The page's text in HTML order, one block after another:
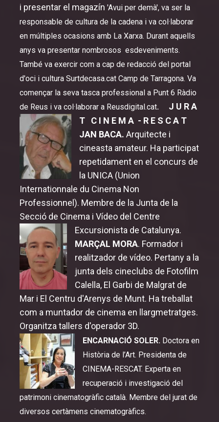
i presentar el magazín 'Avui per demà', va ser la
responsable de cultura de la cadena i va col·laborar
en múltiples ocasions amb La Xarxa. Durant aquells
anys va presentar nombrosos esdeveniments.
També va exercir com a cap de redacció del portal
d'oci i cultura Surtdecasa.cat Camp de Tarragona. Va
començar la seva tasca professional a Punt 6 Ràdio
de Reus i va col·laborar a Reusdigital.cat.
J U R A
T C I N E M A - R E S C A T
JAN BACA. Arquitecte i
cineasta amateur. Ha participat
repetidament en el concurs de
la UNICA (Union
Internationnale du Cinema Non
Professionnel). Membre de la Junta de la
Secció de Cinema i Vídeo del Centre
Excursionista de Catalunya.
MARÇAL MORA. Formador i
realitzador de vídeo. Pertany a la
junta dels cineclubs de Fotofilm
Calella, El Garbi de Malgrat de
Mar i El Centru d'Arenys de Munt. Ha treballat
com a muntador de cinema en llargmetratges.
Organitza tallers d'operador 3D.
ENCARNACIÓ SOLER. Doctora en
Història de l’Art. Presidenta de
CINEMA-RESCAT. Experta en
recuperació i investigació del
patrimoni cinematogràfic català. Membre del jurat de
diversos certàmens cinematogràfics.